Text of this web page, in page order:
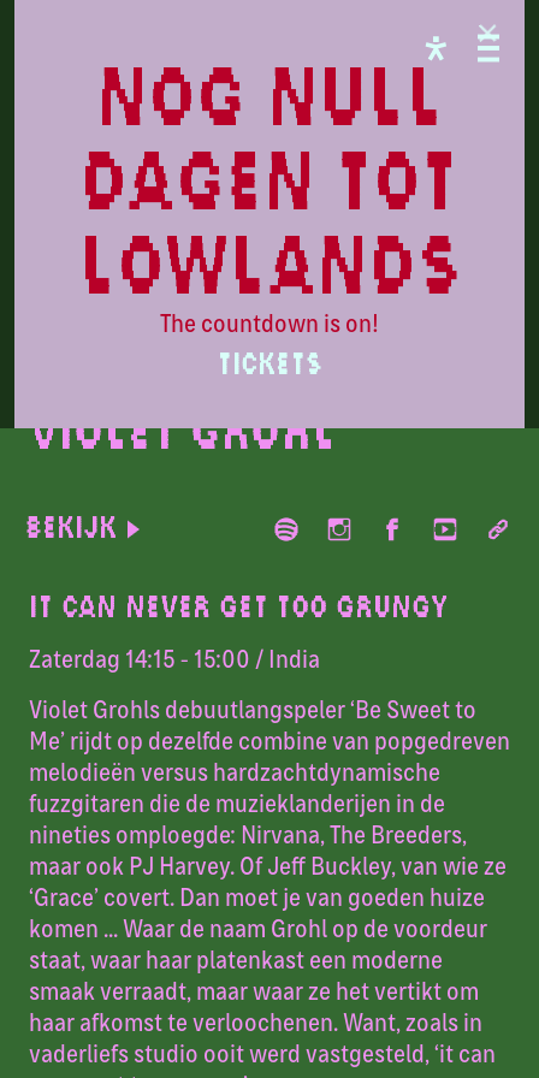
nog null
dagen tot
lowlands
The countdown is on!
TICKETS
Beeld door: Bella Newman
Violet Grohl
Bekijk
IT CAN NEVER GET TOO GRUNGY
Zaterdag 14:15 - 15:00 / India
Violet Grohls debuutlangspeler ‘Be Sweet to
Me’ rijdt op dezelfde combine van popgedreven
melodieën versus hardzachtdynamische
fuzzgitaren die de muzieklanderijen in de
nineties omploegde: Nirvana, The Breeders,
maar ook PJ Harvey. Of Jeff Buckley, van wie ze
‘Grace’ covert. Dan moet je van goeden huize
komen ... Waar de naam Grohl op de voordeur
staat, waar haar platenkast een moderne
smaak verraadt, maar waar ze het vertikt om
haar afkomst te verloochenen. Want, zoals in
vaderliefs studio ooit werd vastgesteld, ‘it can